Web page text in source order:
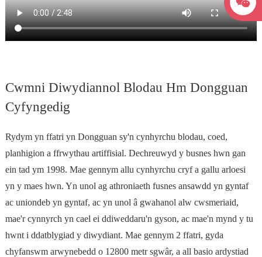
Cwmni Diwydiannol Blodau Hm Dongguan
Cyfyngedig
Rydym yn ffatri yn Dongguan sy'n cynhyrchu blodau, coed,
planhigion a ffrwythau artiffisial. Dechreuwyd y busnes hwn gan
ein tad ym 1998. Mae gennym allu cynhyrchu cryf a gallu arloesi
yn y maes hwn. Yn unol ag athroniaeth fusnes ansawdd yn gyntaf
ac uniondeb yn gyntaf, ac yn unol â gwahanol alw cwsmeriaid,
mae'r cynnyrch yn cael ei ddiweddaru'n gyson, ac mae'n mynd y tu
hwnt i ddatblygiad y diwydiant. Mae gennym 2 ffatri, gyda
chyfanswm arwynebedd o 12800 metr sgwâr, a all basio ardystiad